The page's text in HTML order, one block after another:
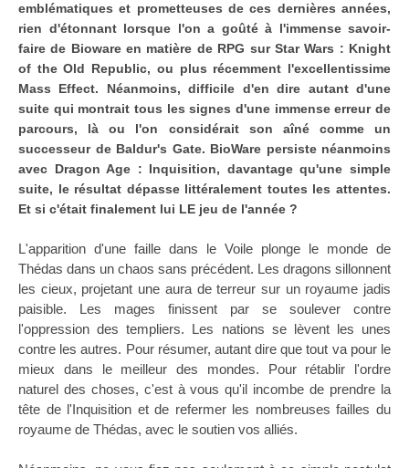
emblématiques et prometteuses de ces dernières années,
rien d'étonnant lorsque l'on a goûté à l'immense savoir-
faire de Bioware en matière de RPG sur Star Wars : Knight
of the Old Republic, ou plus récemment l'excellentissime
Mass Effect. Néanmoins, difficile d'en dire autant d'une
suite qui montrait tous les signes d'une immense erreur de
parcours, là ou l'on considérait son aîné comme un
successeur de Baldur's Gate. BioWare persiste néanmoins
avec Dragon Age : Inquisition, davantage qu'une simple
suite, le résultat dépasse littéralement toutes les attentes.
Et si c'était finalement lui LE jeu de l'année ?
L'apparition d'une faille dans le Voile plonge le monde de
Thédas dans un chaos sans précédent. Les dragons sillonnent
les cieux, projetant une aura de terreur sur un royaume jadis
paisible. Les mages finissent par se soulever contre
l'oppression des templiers. Les nations se lèvent les unes
contre les autres. Pour résumer, autant dire que tout va pour le
mieux dans le meilleur des mondes. Pour rétablir l'ordre
naturel des choses, c'est à vous qu'il incombe de prendre la
tête de l'Inquisition et de refermer les nombreuses failles du
royaume de Thédas, avec le soutien vos alliés.